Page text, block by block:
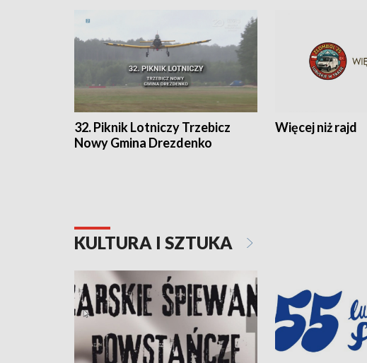
32. Piknik Lotniczy Trzebicz
Nowy Gmina Drezdenko
Więcej niż rajd
KULTURA I SZTUKA